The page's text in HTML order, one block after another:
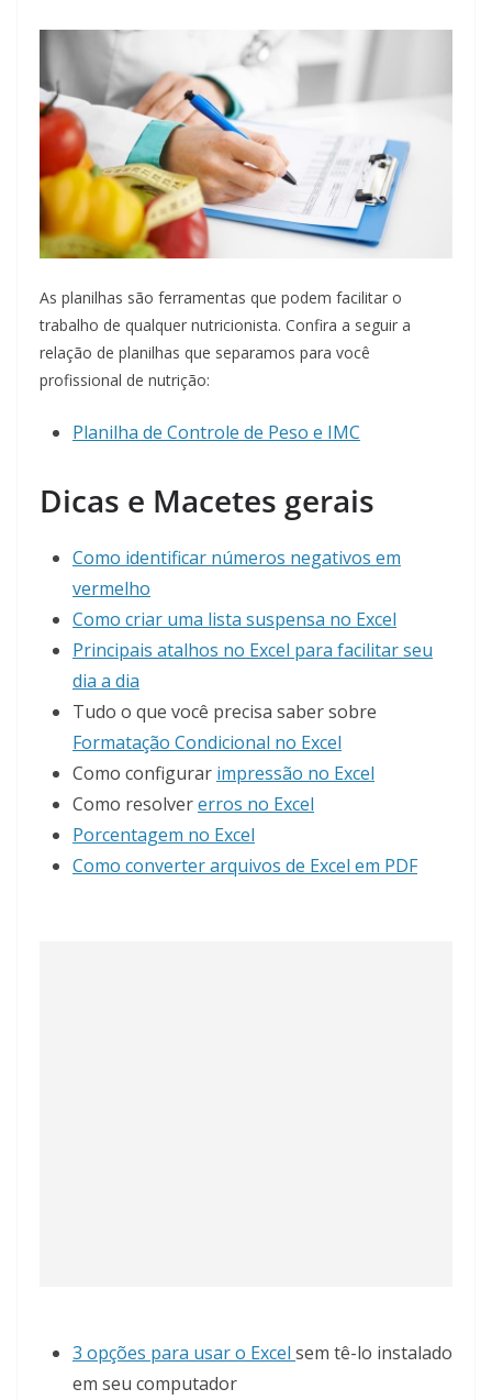
As planilhas são ferramentas que podem facilitar o
trabalho de qualquer nutricionista. Confira a seguir a
relação de planilhas que separamos para você
profissional de nutrição:
Planilha de Controle de Peso e IMC
Dicas e Macetes gerais
Como identificar números negativos em
vermelho
Como criar uma lista suspensa no Excel
Principais atalhos no Excel para facilitar seu
dia a dia
Tudo o que você precisa saber sobre
Formatação Condicional no Excel
Como configurar impressão no Excel
Como resolvererros no Excel
Porcentagem no Excel
Como converter arquivos de Excel em PDF
3 opções para usar o Excel sem tê-lo instalado
em seu computador